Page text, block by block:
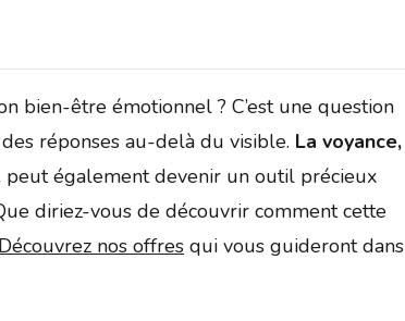
bien-être émotionnel ? C’est une question
réponses au-delà du visible. La voyance,
peut également devenir un outil précieux
diriez-vous de découvrir comment cette
Découvrez nos offres qui vous guideront dans